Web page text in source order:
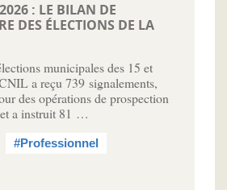
: LE BILAN DE
DES ÉLECTIONS DE LA
municipales des 15 et
a reçu 739 signalements,
des opérations de prospection
a instruit 81 …
#Professionnel